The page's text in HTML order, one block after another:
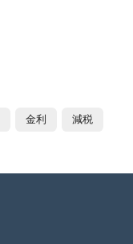
金利 減税